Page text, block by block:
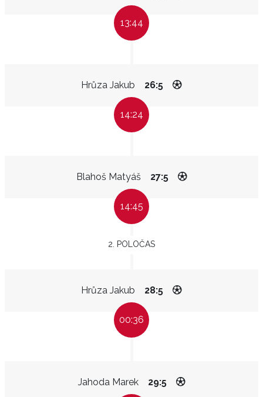
13:44
Hrůza Jakub 26:5
14:24
Blahoš Matyáš 27:5
14:45
2. POLOČAS
Hrůza Jakub 28:5
00:36
Jahoda Marek 29:5